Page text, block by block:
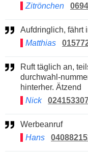
Zitrönchen
Aufdringlich,
Matthias
Ruft täglich an, teils mehrmals mit unterschiedlichen
durchwahl-
hinterher. Ätzend
Nick
Werbeanruf
Hans